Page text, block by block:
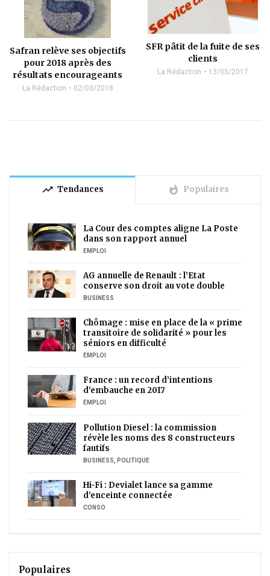
Safran relève ses objectifs
pour 2018 après des
résultats encourageants
La Rédaction 02/03/2018
SFR pâtit de la fuite de ses
clients
La Rédaction 13/05/2017
trending_up Tendances whatshot Populaires
La Cour des comptes aligne La Poste
dans son rapport annuel
EMPLOI
AG annuelle de Renault : l’Etat
conserve son droit au vote double
BUSINESS
Chômage : mise en place de la « prime
transitoire de solidarité » pour les
séniors en difficulté
EMPLOI
France : un record d’intentions
d’embauche en 2017
EMPLOI
Pollution Diesel : la commission
révèle les noms des 8 constructeurs
fautifs
BUSINESS POLITIQUE
Hi-Fi : Devialet lance sa gamme
d’enceinte connectée
CONSO
Populaires